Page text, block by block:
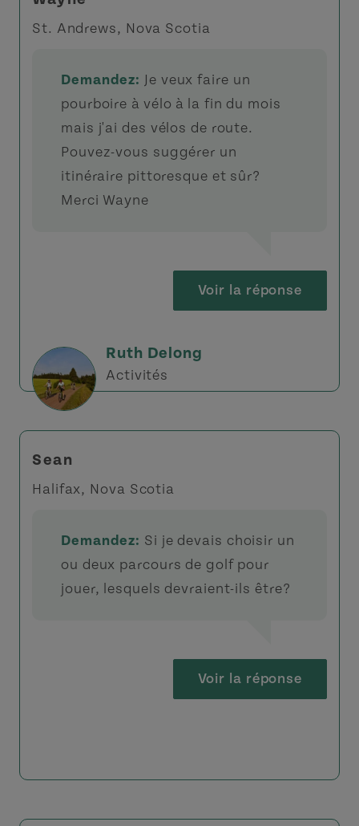
St. Andrews, Nova Scotia
Demandez: Je veux faire un
pourboire à vélo à la fin du mois
mais j'ai des vélos de route.
Pouvez-vous suggérer un
itinéraire pittoresque et sûr?
Merci Wayne
Voir la réponse
Ruth Delong
Activités
Sean
Halifax, Nova Scotia
Demandez: Si je devais choisir un
ou deux parcours de golf pour
jouer, lesquels devraient-ils être?
Voir la réponse